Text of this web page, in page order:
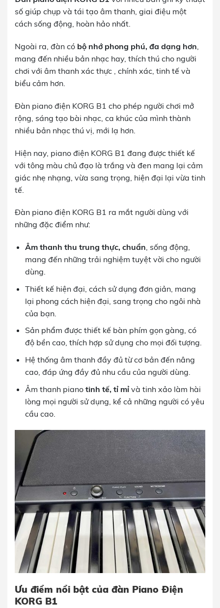
số giúp chụp và tái tạo âm thanh, giai điệu một
cách sống động, hoàn hảo nhất.
Ngoài ra, đàn có bộ nhớ phong phú, đa dạng hơn
mang đến nhiều bản nhạc hay, thích thú cho người
chơi với âm thanh xác thực , chính xác, tinh tế và
biểu cảm hơn.
Đàn piano điện KORG B1 cho phép người chơi mở
rộng, sáng tạo bài nhạc, ca khúc của mình thành
nhiều bản nhạc thú vị, mới lạ hơn.
Hiện nay, piano điện KORG B1 đang được thiết kế
với tông màu chủ đạo là trắng và đen mang lại cảm
giác nhẹ nhạng, vừa sang trọng, hiện đại lại vừa tinh
tế.
Đàn piano điện KORG B1 ra mắt người dùng với
những đặc điểm như:
Âm thanh thu trung thực, chuẩn, sống động,
mang đến những trải nghiệm tuyệt vời cho người
dùng.
Thiết kế hiện đại, cách sử dụng đơn giản, mang
lại phong cách hiện đại, sang trọng cho ngôi nhà
của bạn.
Sản phẩm được thiết kế bàn phím gọn gàng, có
độ bền cao, thích hợp sử dụng cho mọi đối tượng.
Hệ thống âm thanh đầy đủ từ cơ bản đến nâng
cao, đáp ứng đầy đủ nhu cầu của người dùng.
Âm thanh pianotinh tế, tỉ mỉvà tinh xảo làm hài
lòng mọi người sử dụng, kể cả những người có yêu
cầu cao.
Ưu điểm nổi bật của đàn Piano Điện
KORG B1